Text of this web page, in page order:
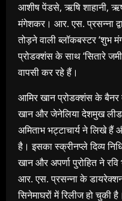
आशीष पेंडसे, ऋषि शाहानी,
मंगेशकर। आर. एस. प्रसन्ना
तोड़ने वाली ब्लॉकबस्टर ‘शुभ
प्रोडक्शंस के साथ ‘सितारे
वापसी कर रहे हैं।
आमिर खान प्रोडक्शंस के बैनर
खान और जेनेलिया देशमुख
अमिताभ भट्टाचार्य ने लिखे
है। इसका स्क्रीनप्ले दिव्य
खान और अपर्णा पुरोहित ने
आर. एस. प्रसन्ना के
सिनेमाघरों में रिलीज हो चुकी है।